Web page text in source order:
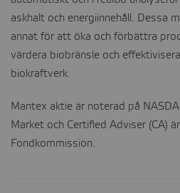
askhalt och energiinnehåll. Dessa
annat för att öka och förbättra
värdera biobränsle och
biokraftverk.
Mantex aktie är noterad på
Market och Certified Adviser (CA)
Fondkommission.
cookies
ads
cookies